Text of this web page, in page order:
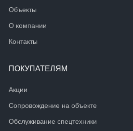
Объекты
О компании
Контакты
ПОКУПАТЕЛЯМ
Акции
Сопровождение на объекте
Обслуживание спецтехники